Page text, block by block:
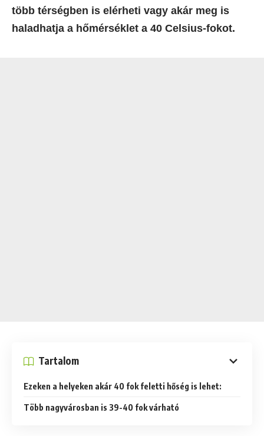
több térségben is elérheti vagy akár meg is
haladhatja a hőmérséklet a 40 Celsius-fokot.
Tartalom
Ezeken a helyeken akár 40 fok feletti hőség is lehet:
Több nagyvárosban is 39-40 fok várható